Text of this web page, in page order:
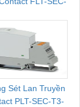
Sét Lan Truyền
PLT-SEC-T3-